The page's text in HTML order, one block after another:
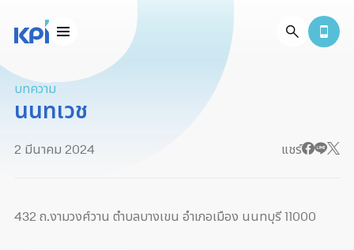
บทความ
นนทเวช
2 มีนาคม 2024 แชร์
432 ถ.งามวงศ์วาน ตำบลบางเขน อำเภอเมือง นนทบุรี 11000